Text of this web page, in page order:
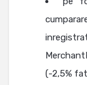
(-2,5%